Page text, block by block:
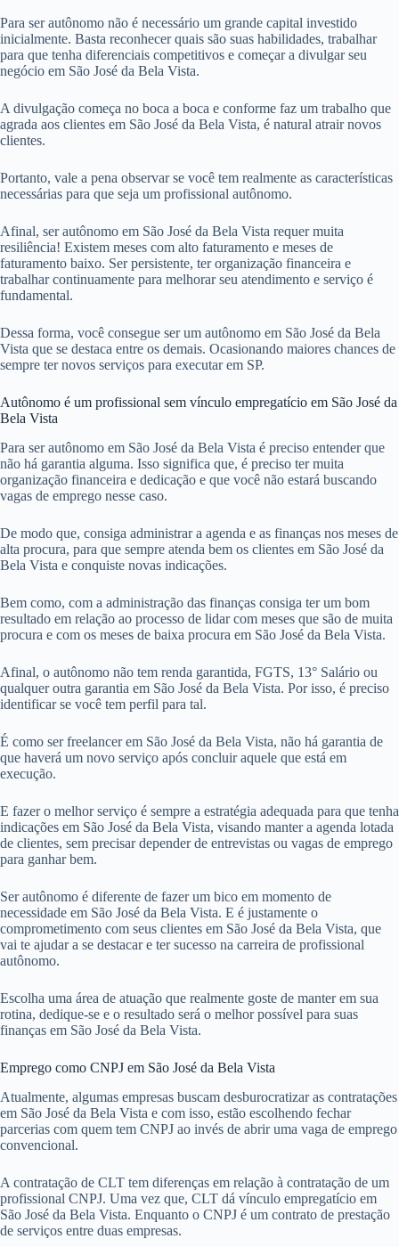
Para ser autônomo não é necessário um grande capital investido
inicialmente. Basta reconhecer quais são suas habilidades, trabalhar
para que tenha diferenciais competitivos e começar a divulgar seu
negócio em São José da Bela Vista.
A divulgação começa no boca a boca e conforme faz um trabalho que
agrada aos clientes em São José da Bela Vista, é natural atrair novos
clientes.
Portanto, vale a pena observar se você tem realmente as características
necessárias para que seja um profissional autônomo.
Afinal, ser autônomo em São José da Bela Vista requer muita
resiliência! Existem meses com alto faturamento e meses de
faturamento baixo. Ser persistente, ter organização financeira e
trabalhar continuamente para melhorar seu atendimento e serviço é
fundamental.
Dessa forma, você consegue ser um autônomo em São José da Bela
Vista que se destaca entre os demais. Ocasionando maiores chances de
sempre ter novos serviços para executar em SP.
Autônomo é um profissional sem vínculo empregatício em São José da
Bela Vista
Para ser autônomo em São José da Bela Vista é preciso entender que
não há garantia alguma. Isso significa que, é preciso ter muita
organização financeira e dedicação e que você não estará buscando
vagas de emprego nesse caso.
De modo que, consiga administrar a agenda e as finanças nos meses de
alta procura, para que sempre atenda bem os clientes em São José da
Bela Vista e conquiste novas indicações.
Bem como, com a administração das finanças consiga ter um bom
resultado em relação ao processo de lidar com meses que são de muita
procura e com os meses de baixa procura em São José da Bela Vista.
Afinal, o autônomo não tem renda garantida, FGTS, 13° Salário ou
qualquer outra garantia em São José da Bela Vista. Por isso, é preciso
identificar se você tem perfil para tal.
É como ser freelancer em São José da Bela Vista, não há garantia de
que haverá um novo serviço após concluir aquele que está em
execução.
E fazer o melhor serviço é sempre a estratégia adequada para que tenha
indicações em São José da Bela Vista, visando manter a agenda lotada
de clientes, sem precisar depender de entrevistas ou vagas de emprego
para ganhar bem.
Ser autônomo é diferente de fazer um bico em momento de
necessidade em São José da Bela Vista. E é justamente o
comprometimento com seus clientes em São José da Bela Vista, que
vai te ajudar a se destacar e ter sucesso na carreira de profissional
autônomo.
Escolha uma área de atuação que realmente goste de manter em sua
rotina, dedique-se e o resultado será o melhor possível para suas
finanças em São José da Bela Vista.
Emprego como CNPJ em São José da Bela Vista
Atualmente, algumas empresas buscam desburocratizar as contratações
em São José da Bela Vista e com isso, estão escolhendo fechar
parcerias com quem tem CNPJ ao invés de abrir uma vaga de emprego
convencional.
A contratação de CLT tem diferenças em relação à contratação de um
profissional CNPJ. Uma vez que, CLT dá vínculo empregatício em
São José da Bela Vista. Enquanto o CNPJ é um contrato de prestação
de serviços entre duas empresas.